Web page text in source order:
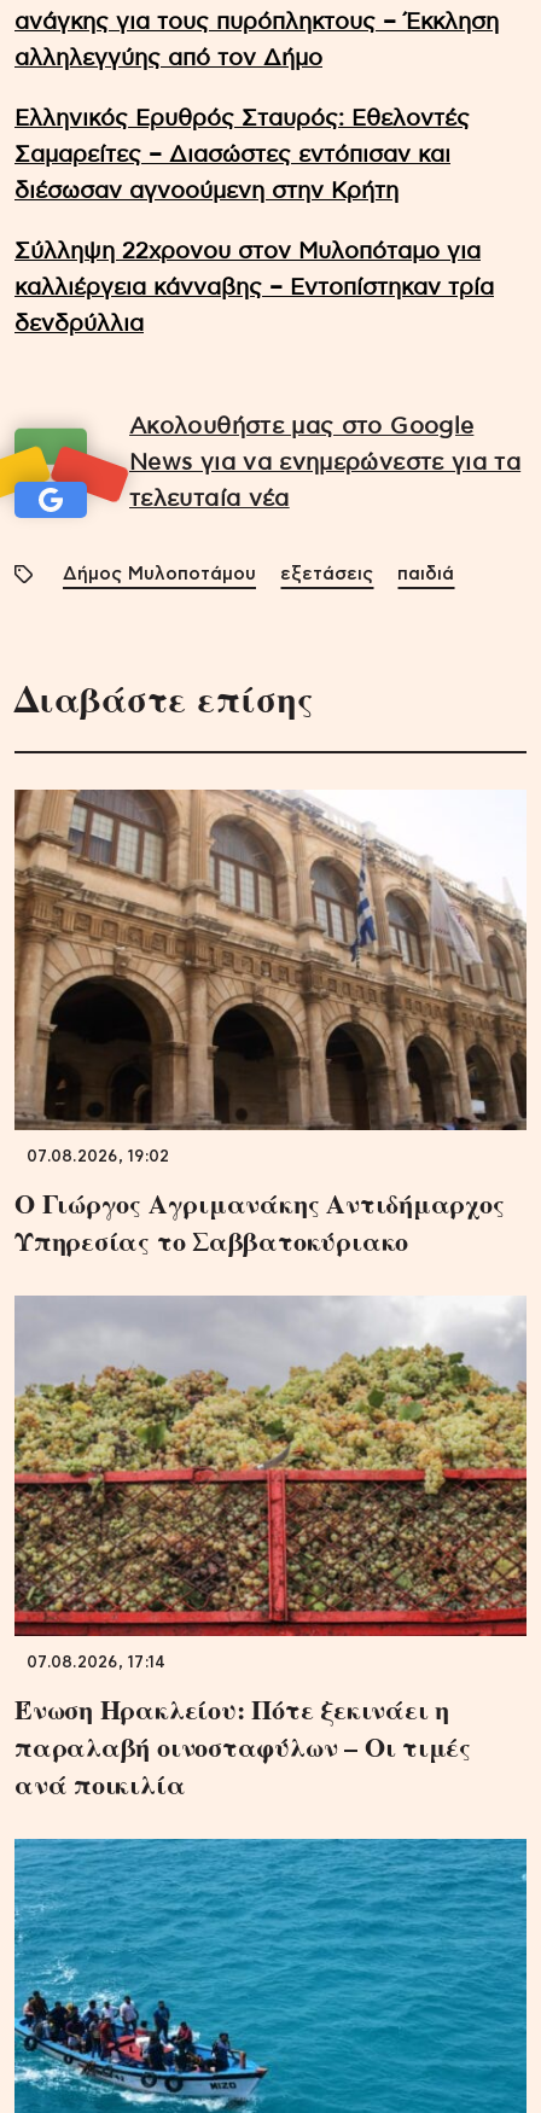
ανάγκης για τους πυρόπληκτους – Έκκληση
αλληλεγγύης από τον Δήμο
Ελληνικός Ερυθρός Σταυρός: Εθελοντές
Σαμαρείτες – Διασώστες εντόπισαν και
διέσωσαν αγνοούμενη στην Κρήτη
Σύλληψη 22χρονου στον Μυλοπόταμο για
καλλιέργεια κάνναβης – Εντοπίστηκαν τρία
δενδρύλλια
Ακολουθήστε μας στο Google
News για να ενημερώνεστε για τα
τελευταία νέα
Δήμος Μυλοποτάμου εξετάσεις παιδιά
Διαβάστε επίσης
07.08.2026, 19:02
Ο Γιώργος Αγριμανάκης Αντιδήμαρχος
Υπηρεσίας το Σαββατοκύριακο
07.08.2026, 17:14
Ένωση Ηρακλείου: Πότε ξεκινάει η
παραλαβή οινοσταφύλων – Οι τιμές
ανά ποικιλία